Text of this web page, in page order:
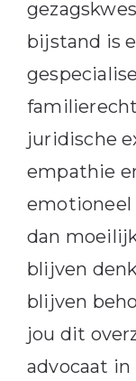
bijstand is
juridische
empathie
emotioneel
dan
blijven
blijven
jou dit
advocaat